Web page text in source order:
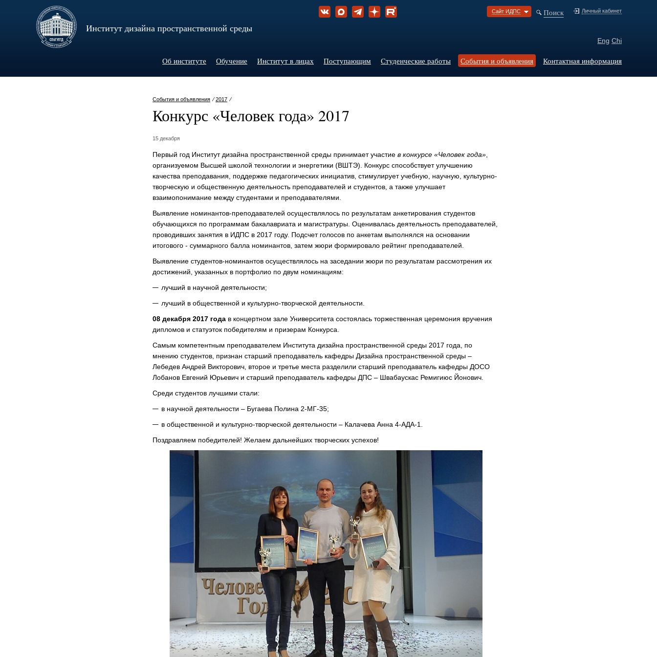
Институт дизайна пространственной среды
Личный кабинет
Поиск
Сайт ИДПС
Eng Chi
Об институте Обучение Институт в лицах Поступающим Студенческие работы События и объявления Контактная информация
События и объявления ⁄2017 ⁄
Конкурс «Человек года» 2017
15 декабря
Первый год Институт дизайна пространственной среды принимает участие в конкурсе «Человек года»
организуемом Высшей школой технологии и энергетики (ВШТЭ). Конкурс способствует улучшению
качества преподавания, поддержке педагогических инициатив, стимулирует учебную, научную, культурно-
творческую и общественную деятельность преподавателей и студентов, а также улучшает
взаимопонимание между студентами и преподавателями.
Выявление номинантов-преподавателей осуществлялось по результатам анкетирования студентов
обучающихся по программам бакалавриата и магистратуры. Оценивалась деятельность преподавателей,
проводивших занятия в ИДПС в 2017 году. Подсчет голосов по анкетам выполнялся на основании
итогового - суммарного балла номинантов, затем жюри формировало рейтинг преподавателей.
Выявление студентов-номинантов осуществлялось на заседании жюри по результатам рассмотрения их
достижений, указанных в портфолио по двум номинациям:
лучший в научной деятельности;
лучший в общественной и культурно-творческой деятельности.
08 декабря 2017 года в концертном зале Университета состоялась торжественная церемония вручения
дипломов и статуэток победителям и призерам Конкурса.
Самым компетентным преподавателем Института дизайна пространственной среды 2017 года, по
мнению студентов, признан старший преподаватель кафедры Дизайна пространственной среды –
Лебедев Андрей Викторович, второе и третье места разделили старший преподаватель кафедры ДОСО
Лобанов Евгений Юрьевич и старший преподаватель кафедры ДПС – Швабаускас Ремигиюс Йонович.
Среди студентов лучшими стали:
в научной деятельности – Бугаева Полина 2-МГ-35;
в общественной и культурно-творческой деятельности – Калачева Анна 4-АДА-1.
Поздравляем победителей! Желаем дальнейших творческих успехов!